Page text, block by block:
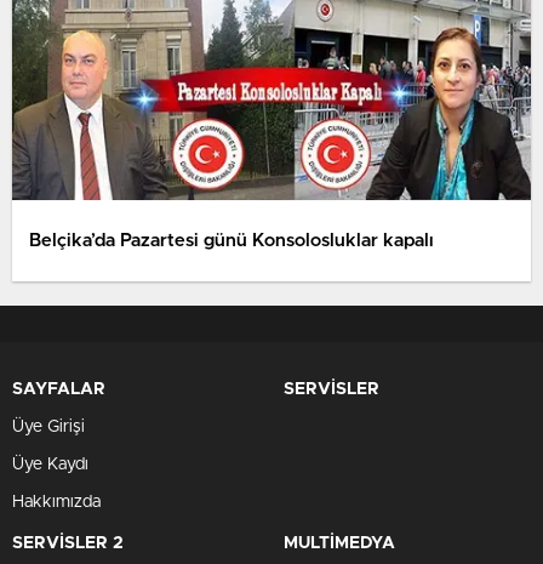
Belçika’da Pazartesi günü Konsolosluklar kapalı
SAYFALAR
Üye Girişi
Üye Kaydı
Hakkımızda
SERVİSLER
SERVİSLER 2 MULTİMEDYA